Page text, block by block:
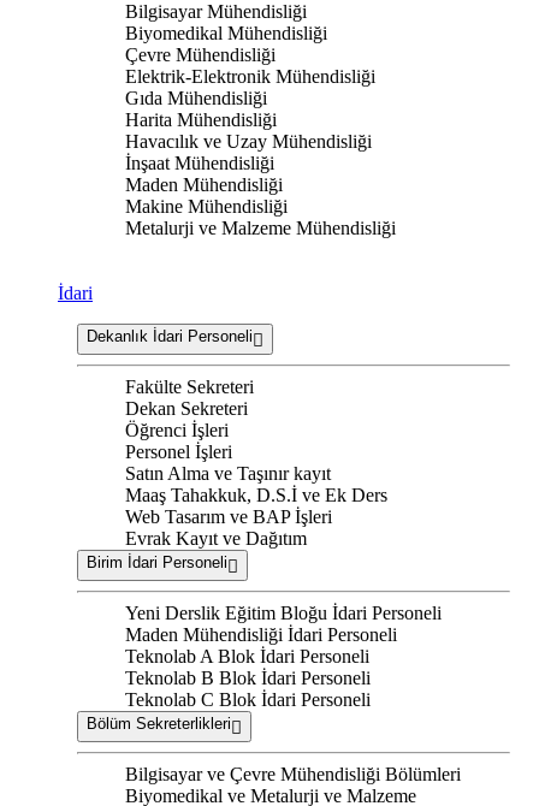
Bilgisayar Mühendisliği
Biyomedikal Mühendisliği
Çevre Mühendisliği
Elektrik-Elektronik Mühendisliği
Gıda Mühendisliği
Harita Mühendisliği
Havacılık ve Uzay Mühendisliği
İnşaat Mühendisliği
Maden Mühendisliği
Makine Mühendisliği
Metalurji ve Malzeme Mühendisliği
İdari
Dekanlık İdari Personeli
Fakülte Sekreteri
Dekan Sekreteri
Öğrenci İşleri
Personel İşleri
Satın Alma ve Taşınır kayıt
Maaş Tahakkuk, D.S.İ ve Ek Ders
Web Tasarım ve BAP İşleri
Evrak Kayıt ve Dağıtım
Birim İdari Personeli
Yeni Derslik Eğitim Bloğu İdari Personeli
Maden Mühendisliği İdari Personeli
Teknolab A Blok İdari Personeli
Teknolab B Blok İdari Personeli
Teknolab C Blok İdari Personeli
Bölüm Sekreterlikleri
Bilgisayar ve Çevre Mühendisliği Bölümleri
Biyomedikal ve Metalurji ve Malzeme